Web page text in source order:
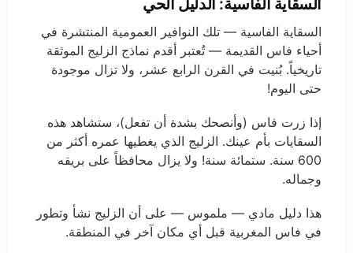
السقاية الفاسية — تلك النوافير العمومية المنتشرة في
أحياء فاس القديمة — تُعتبر أقدم نماذج الزليج الموثقة
تاريخياً. بُنيت في القرن الرابع عشر، ولا تزال موجودة
حتى اليوم!
إذا زرت فاس (وأنصحك بشدة أن تفعل)، ستشاهد هذه
السقايات بأم عينك. الزليج الذي يغطيها عمره أكثر من
600 سنة. ستمائة سنة! ولا يزال محافظاً على بريقه
وجماله.
هذا دليل مادي — ملموس — على أن الزليج نشأ وتطور
في فاس المغربية قبل أي مكان آخر في المنطقة.